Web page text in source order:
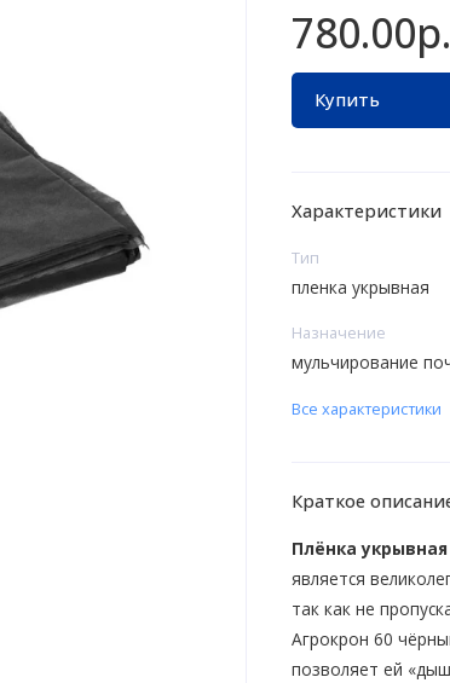
780.00р.
Купить
Характеристики
Тип
пленка укрывная
Назначение
мульчирование
Все характеристики
Краткое
Плёнка
является
так как не
Агрокрон 60
позволяет ей